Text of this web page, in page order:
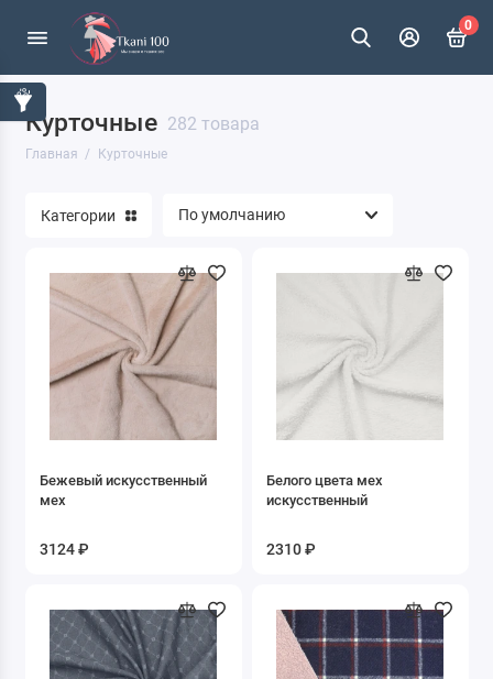
0
Курточные 282 товара
Главная Курточные
Категории
Бежевый искусственный
мех
3124 ₽
Белого цвета мех
искусственный
2310 ₽